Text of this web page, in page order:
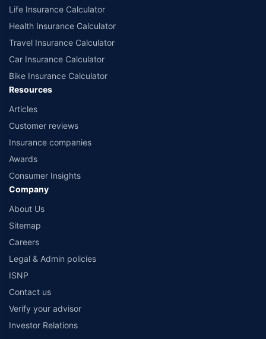
Life Insurance Calculator
Health Insurance Calculator
Travel Insurance Calculator
Car Insurance Calculator
Bike Insurance Calculator
Resources
Articles
Customer reviews
Insurance companies
Awards
Consumer Insights
Company
About Us
Sitemap
Careers
Legal & Admin policies
ISNP
Contact us
Verify your advisor
Investor Relations